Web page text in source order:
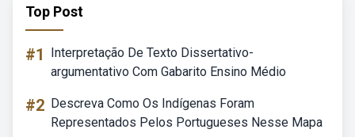
Top Post
#1
Interpretação De Texto Dissertativo-
argumentativo Com Gabarito Ensino Médio
#2 Descreva Como Os Indígenas Foram
Representados Pelos Portugueses Nesse Mapa